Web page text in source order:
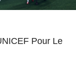
Pour Le